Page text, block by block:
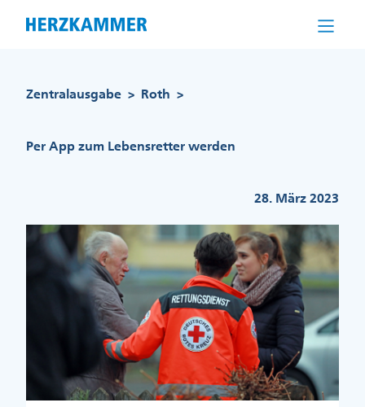
Zentralausgabe > Roth >
Per App zum Lebensretter werden
28. März 2023